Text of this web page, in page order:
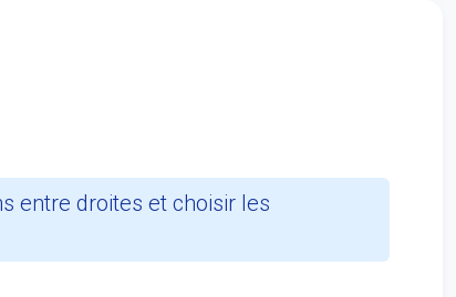
entre droites et choisir les